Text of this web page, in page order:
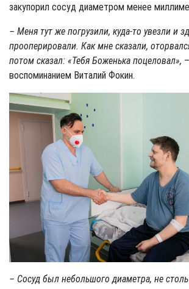
закупорил сосуд диаметром менее
– Меня тут же погрузили, куда-то увезли и
прооперировали. Как мне сказали,
потом сказал: «Тебя Боженька поцеловал»,
воспоминанием Виталий Фокин.
– Сосуд был небольшого диаметра, не